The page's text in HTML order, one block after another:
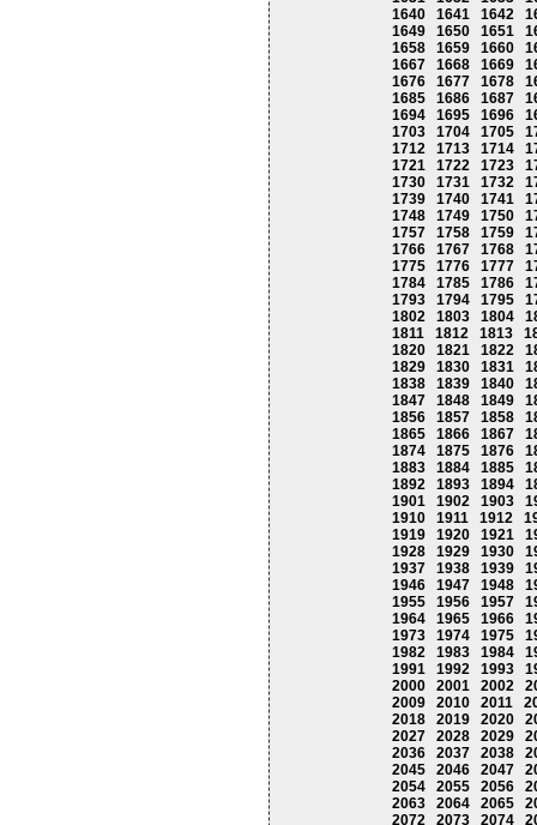
1640
1641 1642
1649
1650 1651
1658
1659 1660
1667
1668 1669
1676
1677 1678
1685
1686 1687
1694
1695 1696
1703
1704 1705
1712
1713 1714
1721
1722 1723
1730
1731 1732
1739
1740 1741
1748
1749 1750
1757
1758 1759
1766
1767 1768
1775
1776 1777
1784
1785 1786
1793
1794 1795
1802
1803 1804
1811
1812 1813
1820
1821 1822
1829
1830 1831
1838
1839 1840
1847
1848 1849
1856
1857 1858
1865
1866 1867
1874
1875 1876
1883
1884 1885
1892
1893 1894
1901
1902 1903
1910
1911 1912
1919
1920 1921
1928
1929 1930
1937
1938 1939
1946
1947 1948
1955
1956 1957
1964
1965 1966
1973
1974 1975
1982
1983 1984
1991
1992 1993
2000
2001 2002
2009
2010 2011
2018
2019 2020
2027
2028 2029
2036
2037 2038
2045
2046 2047
2054
2055 2056
2063
2064 2065
2072
2073 2074